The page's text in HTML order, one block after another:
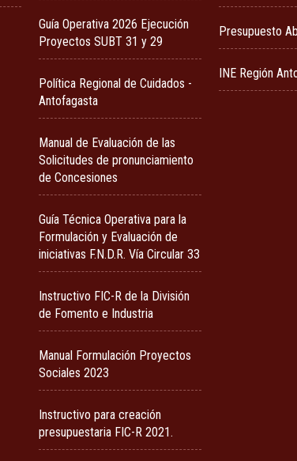
Guía Operativa 2026 Ejecución
Proyectos SUBT 31 y 29
Política Regional de Cuidados -
Antofagasta
Manual de Evaluación de las
Solicitudes de pronunciamiento
de Concesiones
Guía Técnica Operativa para la
Formulación y Evaluación de
iniciativas F.N.D.R. Vía Circular 33
Instructivo FIC-R de la División
de Fomento e Industria
Manual Formulación Proyectos
Sociales 2023
Instructivo para creación
presupuestaria FIC-R 2021.
Presupuesto
INE Región